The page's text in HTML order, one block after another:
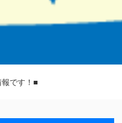
です！■